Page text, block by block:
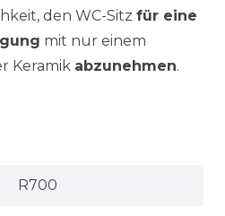
den WC-Sitz für eine
mit nur einem
Keramik abzunehmen.
R700